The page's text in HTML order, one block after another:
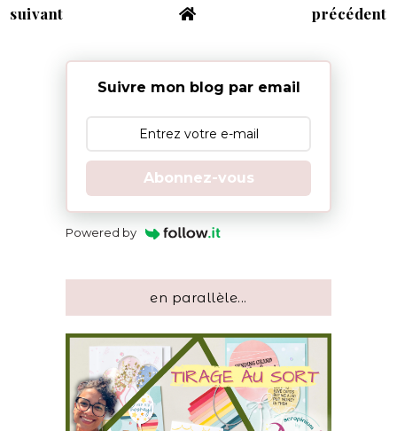
suivant précédent
Suivre mon blog par email
Abonnez-vous
Powered by
en parallèle...